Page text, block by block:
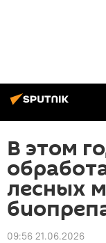
В этом
лесных
09:56 21.06.2026